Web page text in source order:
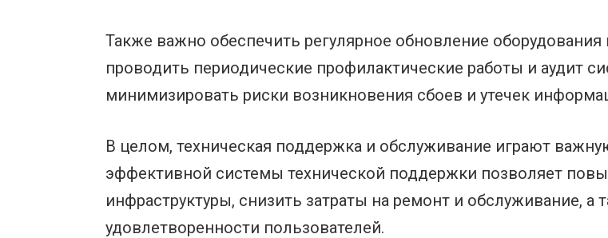
Также важно обеспечить регулярное обновление
проводить периодические профилактические работы и аудит
минимизировать риски возникновения сбоев и утечек
В целом, техническая поддержка и обслуживание играют
эффективной системы технической поддержки позволяет
инфраструктуры, снизить затраты на ремонт и обслуживание,
удовлетворенности пользователей.